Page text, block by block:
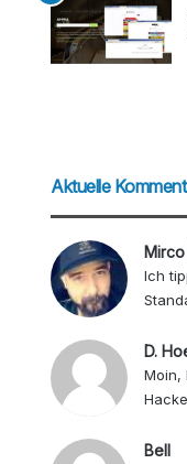
Aktuelle
Ich
D.
Moin,
Bell